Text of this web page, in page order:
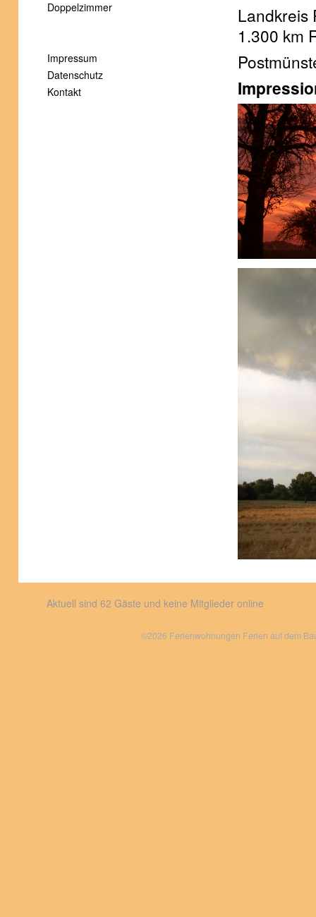
Doppelzimmer
Impressum
Datenschutz
Kontakt
Landkreis
1.300 km
Aktuell sind 62 Gäste und keine Mitglieder online
©2026 Ferienwohnungen Ferien auf dem